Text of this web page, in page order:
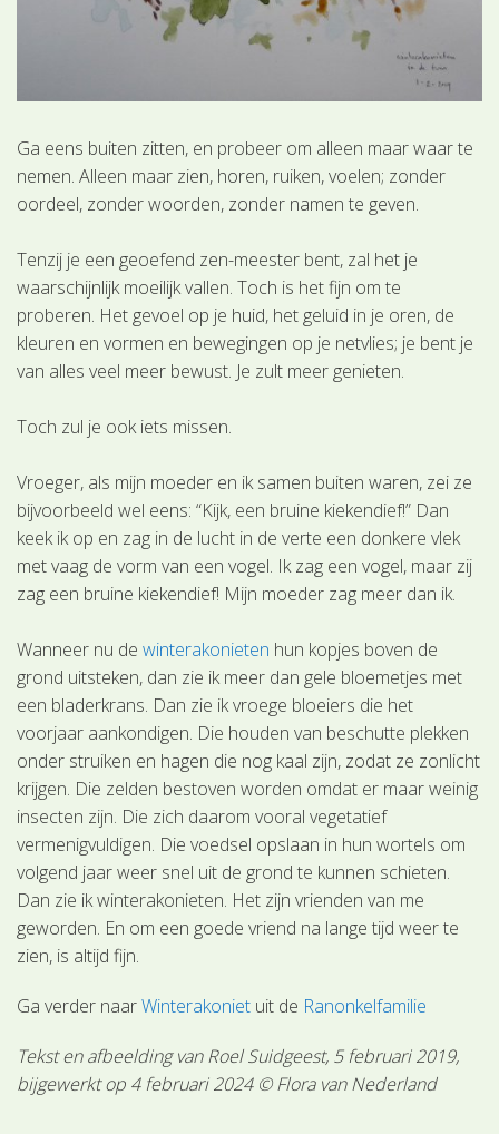
Ga eens buiten zitten, en probeer om alleen maar waar te
nemen. Alleen maar zien, horen, ruiken, voelen; zonder
oordeel, zonder woorden, zonder namen te geven.
Tenzij je een geoefend zen-meester bent, zal het je
waarschijnlijk moeilijk vallen. Toch is het fijn om te
proberen. Het gevoel op je huid, het geluid in je oren, de
kleuren en vormen en bewegingen op je netvlies; je bent je
van alles veel meer bewust. Je zult meer genieten.
Toch zul je ook iets missen.
Vroeger, als mijn moeder en ik samen buiten waren, zei ze
bijvoorbeeld wel eens: “Kijk, een bruine kiekendief!” Dan
keek ik op en zag in de lucht in de verte een donkere vlek
met vaag de vorm van een vogel. Ik zag een vogel, maar zij
zag een bruine kiekendief! Mijn moeder zag meer dan ik.
Wanneer nu dewinterakonieten hun kopjes boven de
grond uitsteken, dan zie ik meer dan gele bloemetjes met
een bladerkrans. Dan zie ik vroege bloeiers die het
voorjaar aankondigen. Die houden van beschutte plekken
onder struiken en hagen die nog kaal zijn, zodat ze zonlicht
krijgen. Die zelden bestoven worden omdat er maar weinig
insecten zijn. Die zich daarom vooral vegetatief
vermenigvuldigen. Die voedsel opslaan in hun wortels om
volgend jaar weer snel uit de grond te kunnen schieten.
Dan zie ik winterakonieten. Het zijn vrienden van me
geworden. En om een goede vriend na lange tijd weer te
zien, is altijd fijn.
Ga verder naarWinterakoniet uit de Ranonkelfamilie
Tekst en afbeelding van Roel Suidgeest, 5 februari 2019,
bijgewerkt op 4 februari 2024 © Flora van Nederland